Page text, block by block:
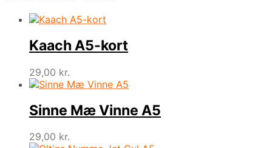
Kaach A5-kort
29,00 kr.
Sinne Mæ Vinne A5
29,00 kr.